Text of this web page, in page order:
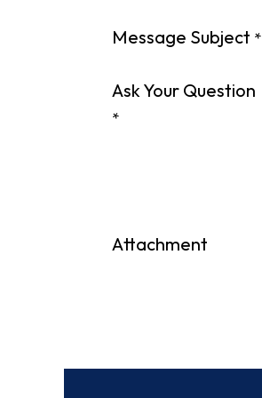
Message Subject *
Ask Your Question
*
Attachment